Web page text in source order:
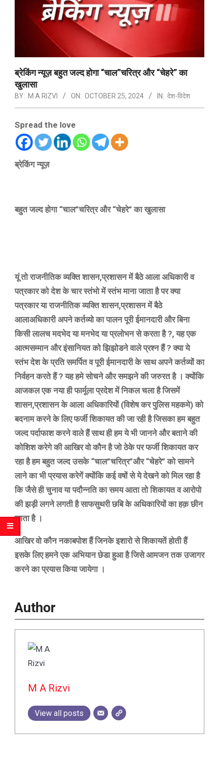
ब्रेकिंग न्यूज़ बहुत जल्द होगा “चाल”चरित्र और “चेहरे” का
खुलासा
BY: M A RIZVI ON: OCTOBER 25, 2024 IN: देश-विदेश
Spread the love
ब्रेकिंग न्यूज़
बहुत जल्द होगा “चाल”चरित्र और “चेहरे” का खुलासा
यूं तो राजनीतिक व्यक्ति शासन,प्रशासन में बैठे आला अधिकारी व
पत्रकार को देश के चार स्तंभो में स्तंभ माना जाता है पर क्या
पत्रकार या राजनीतिक व्यक्ति शासन,प्रशासन में बैठे
आलाअधिकारी अपने कर्तव्यो का पालन पूरी ईमानदारी और बिना
किसी लालच मदभेद या मनभेद या प्रलोभन से करता है ?, यह एक
आत्मसम्मान और इंसानियत को झिझोडने वाले प्रश्न हैं ? क्या ये
स्तंभ देश के प्रति समर्पित व पूरी ईमानदारी के साथ अपने कर्तव्यों का
निर्वहन करते हैं ? यह हमे सोचने और समझने की जरुरत है । क्योंकि
आजकल एक नया ही फार्मूला प्रदेश में निकल चला है जिसमें
शासन,प्रशासन के आला अधिकारियों (विशेष कर पुलिस महकमे) को
बदनाम करने के लिए फर्जी शिकायत की जा रही है जिसका हम बहुत
जल्द पर्दाफाश करने वाले हैं साथ ही हम ये भी जानने और बताने की
कोशिश करेगे की आखिर वो कौन है जो ठेके पर फर्जी शिकायत कर
रहा है हम बहुत जल्द उसके “चाल”चरित्र”और “चेहरे” को सामने
लाने का भी प्रयास करेगें क्योंकि कई वषों से ये देखने को मिल रहा है
कि जैसे ही चुनाव या पदौन्नति का समय आता तो शिकायत व आरोपो
की झड़ी लगने लगती है साफसुथरी छबि के अधिकारियों का हक़ छीन
जाता है ।
आखिर वो कौन नकाबपोश हैं जिनके इशारो से शिकायतें होती हैं
इसके लिए हमने एक अभियान छेडा हुआ है जिसे आमजन तक उजागर
करने का प्रयास किया जायेगा ।
Author
M A Rizvi
View all posts